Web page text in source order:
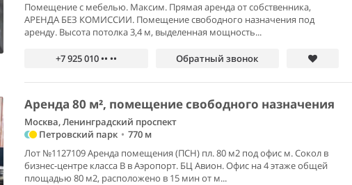
Помещение с мебелью. Максим. Прямая аренда от собственника,
АРЕНДА БЕЗ КОМИССИИ. Помещение свободного назначения под
аренду. Высота потолка 3,4 м, выделенная мощность...
+7 925 010 •• •• Обратный звонок
Аренда 80 м², помещение свободного назначения
Москва, Ленинградский проспект
Петровский парк • 770 м
Лот №1127109 Аренда помещения (ПСН) пл. 80 м2 под офис м. Сокол в
бизнес-центре класса В в Аэропорт. БЦ Авион. Офис на 4 этаже общей
площадью 80 м2, расположено в 15 мин от м...